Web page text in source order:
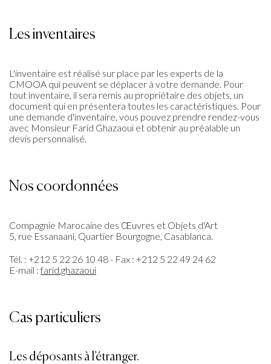
Les inventaires
L'inventaire est réalisé sur place par les experts de la
CMOOA qui peuvent se déplacer à votre demande. Pour
tout inventaire, il sera remis au propriétaire des objets, un
document qui en présentera toutes les caractéristiques. Pour
une demande d'inventaire, vous pouvez prendre rendez-vous
avec Monsieur Farid Ghazaoui et obtenir au préalable un
devis personnalisé.
Nos coordonnées
Compagnie Marocaine des Œuvres et Objets d'Art
5, rue Essanaani, Quartier Bourgogne, Casablanca.
Tél. : +212 5 22 26 10 48 - Fax : +212 5 22 49 24 62
E-mail :farid.ghazaoui
Cas particuliers
Les déposants à l’étranger.